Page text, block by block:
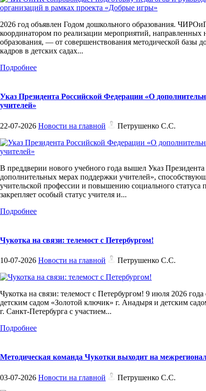
2026 год объявлен Годом дошкольного образования.
координатором по реализации мероприятий, направленных
образования, — от совершенствования методической базы
кадров в детских садах...
Подробнее
Указ Президента Российской Федерации «О
учителей»
22-07-2026 Новости на главной Петрушенко С.С.
В преддверии нового учебного года вышел Указ
дополнительных мерах поддержки учителей»,
учительской профессии и повышению социального статуса
закрепляет особый статус учителя и...
Подробнее
Чукотка на связи: телемост с Петербургом!
10-07-2026 Новости на главной Петрушенко С.С.
Чукотка на связи: телемост с Петербургом! 9 июля 2026 года
детским садом «Золотой ключик» г. Анадыря и детским
г. Санкт-Петербурга с участием...
Подробнее
Методическая команда Чукотки выходит на
03-07-2026 Новости на главной Петрушенко С.С.